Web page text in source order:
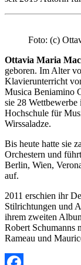
Foto: (c)
Ottavia Maria
geboren. Im Alter
Klavierunterricht
Musica Beniamino
sie 28
Hochschule für
Wirssaladze.
Bis heute hatte sie
Orchestern und
Berlin, Wien,
auf.
2011 erschien ihr
Stilrichtungen und
ihrem zweiten
Robert Schumanns
Rameau und